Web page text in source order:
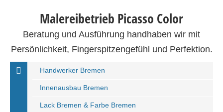
Malereibetrieb Picasso Color
Beratung und Ausführung handhaben wir mit
Persönlichkeit, Fingerspitzengefühl und Perfektion.
Handwerker Bremen
Innenausbau Bremen
Lack Bremen & Farbe Bremen